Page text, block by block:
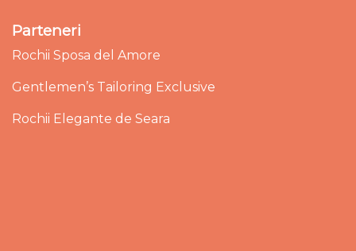
Parteneri
Rochii Sposa del Amore
Gentlemen’s Tailoring Exclusive
Rochii Elegante de Seara